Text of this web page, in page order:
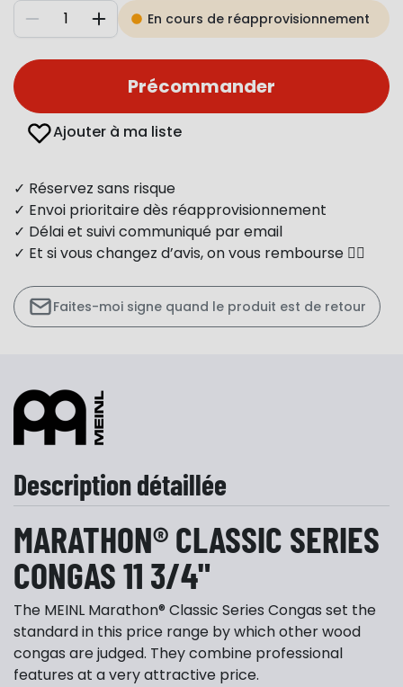
Diminuer AugmenterEn cours de réapprovisionnement
Précommander
Ajouter à ma liste
✓ Réservez sans risque
✓ Envoi prioritaire dès réapprovisionnement
✓ Délai et suivi communiqué par email
✓ Et si vous changez d’avis, on vous rembourse 👍🏻
Faites-moi signe quand le produit est de retour
Description détaillée
MARATHON® CLASSIC SERIES
CONGAS 11 3/4"
The MEINL Marathon® Classic Series Congas set the
standard in this price range by which other wood
congas are judged. They combine professional
features at a very attractive price.